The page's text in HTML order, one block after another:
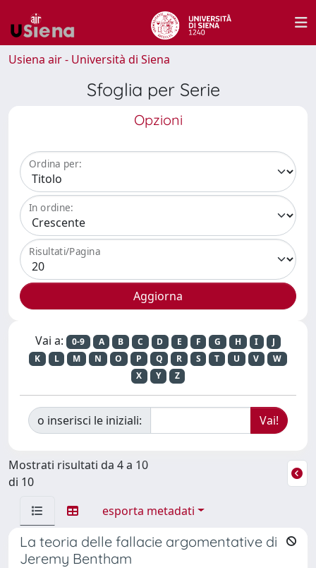
Usiena air - Università di Siena
Sfoglia per Serie
Opzioni
Ordina per:
In ordine:
Risultati/Pagina
Vai a: 0-9 A B C D E F G H I
J
K
L M N O P Q R S T U V
W
X
Y Z
o inserisci le iniziali:
Mostrati risultati da 4 a 10
di 10
esporta metadati
La teoria delle fallacie argomentative di
Jeremy Bentham